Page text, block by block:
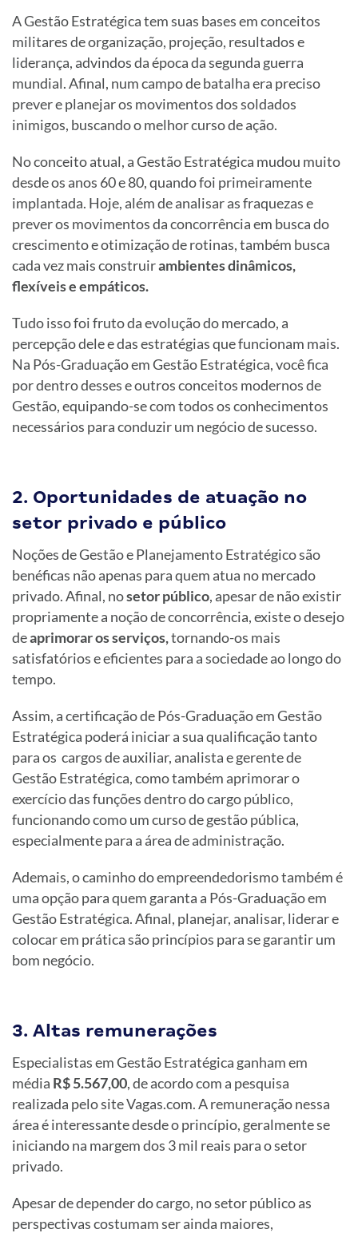
A Gestão Estratégica tem suas bases em conceitos
militares de organização, projeção, resultados e
liderança, advindos da época da segunda guerra
mundial. Afinal, num campo de batalha era preciso
prever e planejar os movimentos dos soldados
inimigos, buscando o melhor curso de ação.
No conceito atual, a Gestão Estratégica mudou muito
desde os anos 60 e 80, quando foi primeiramente
implantada. Hoje, além de analisar as fraquezas e
prever os movimentos da concorrência em busca do
crescimento e otimização de rotinas, também busca
cada vez mais construirambientes dinâmicos,
flexíveis e empáticos.
Tudo isso foi fruto da evolução do mercado, a
percepção dele e das estratégias que funcionam mais.
Na Pós-Graduação em Gestão Estratégica, você fica
por dentro desses e outros conceitos modernos de
Gestão, equipando-se com todos os conhecimentos
necessários para conduzir um negócio de sucesso.
2. Oportunidades de atuação no
setor privado e público
Noções de Gestão e Planejamento Estratégico são
benéficas não apenas para quem atua no mercado
privado. Afinal, nosetor público, apesar de não existir
propriamente a noção de concorrência, existe o desejo
deaprimorar os serviços,tornando-os mais
satisfatórios e eficientes para a sociedade ao longo do
tempo.
Assim, a certificação de Pós-Graduação em Gestão
Estratégica poderá iniciar a sua qualificação tanto
para os cargos de auxiliar, analista e gerente de
Gestão Estratégica, como também aprimorar o
exercício das funções dentro do cargo público,
funcionando como um curso de gestão pública,
especialmente para a área de administração.
Ademais, o caminho do empreendedorismo também é
uma opção para quem garanta a Pós-Graduação em
Gestão Estratégica. Afinal, planejar, analisar, liderar e
colocar em prática são princípios para se garantir um
bom negócio.
3. Altas remunerações
Especialistas em Gestão Estratégica ganham em
média R$ 5.567,00, de acordo com a pesquisa
realizada pelo site Vagas.com. A remuneração nessa
área é interessante desde o princípio, geralmente se
iniciando na margem dos 3 mil reais para o setor
privado.
Apesar de depender do cargo, no setor público as
perspectivas costumam ser ainda maiores,